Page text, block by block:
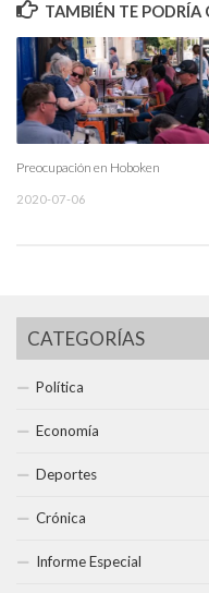
TAMBIÉN TE PODRÍA
Preocupación en Hoboken
2020-07-06
CATEGORÍAS
Política
Economía
Deportes
Crónica
Informe Especial